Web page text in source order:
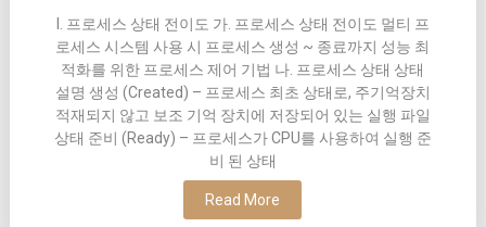
I. 프로세스 상태 전이도 가. 프로세스 상태 전이도 멀티 프
로세스 시스템 사용 시 프로세스 생성 ~ 종료까지 성능 최
적화를 위한 프로세스 제어 기법 나. 프로세스 상태 상태
설명 생성 (Created) – 프로세스 최초 상태로, 주기억장치
적재되지 않고 보조 기억 장치에 저장되어 있는 실행 파일
상태 준비 (Ready) – 프로세스가 CPU를 사용하여 실행 준
비 된 상태
Read More